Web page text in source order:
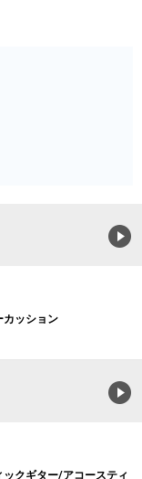
ッション
クギター/アコースティ